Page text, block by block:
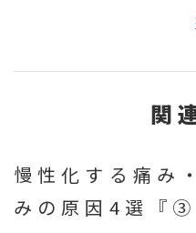
関
慢性化する痛み
みの原因4選『③